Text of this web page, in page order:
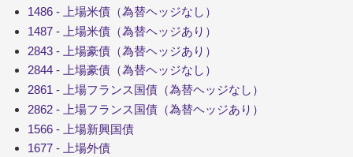
1486 - 上場米債（為替ヘッジなし）
1487 - 上場米債（為替ヘッジあり）
2843 - 上場豪債（為替ヘッジあり）
2844 - 上場豪債（為替ヘッジなし）
2861 - 上場フランス国債（為替ヘッジなし）
2862 - 上場フランス国債（為替ヘッジあり）
1566 - 上場新興国債
1677 - 上場外債